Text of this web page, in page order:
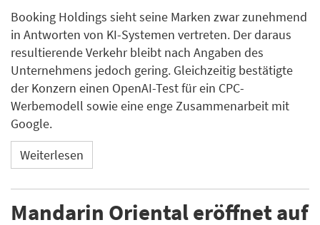
Booking Holdings sieht seine Marken zwar zunehmend
in Antworten von KI-Systemen vertreten. Der daraus
resultierende Verkehr bleibt nach Angaben des
Unternehmens jedoch gering. Gleichzeitig bestätigte
der Konzern einen OpenAI-Test für ein CPC-
Werbemodell sowie eine enge Zusammenarbeit mit
Google.
Weiterlesen
Mandarin Oriental eröffnet auf